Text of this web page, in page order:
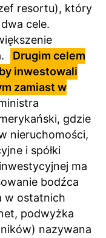
resortu), który
cele.
Drugim celem
inwestowali
zamiast w
gdzie
nieruchomości,
i spółki
ma
bodźca
w ostatnich
podwyżka
nazywana